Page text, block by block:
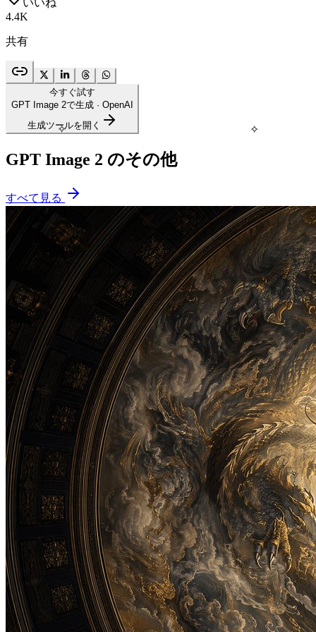
✧ ✧
4.4K
共有
今すぐ試す
GPT Image 2で生成 · OpenAI
生成ツールを開く
GPT Image 2 のその他
すべて見る